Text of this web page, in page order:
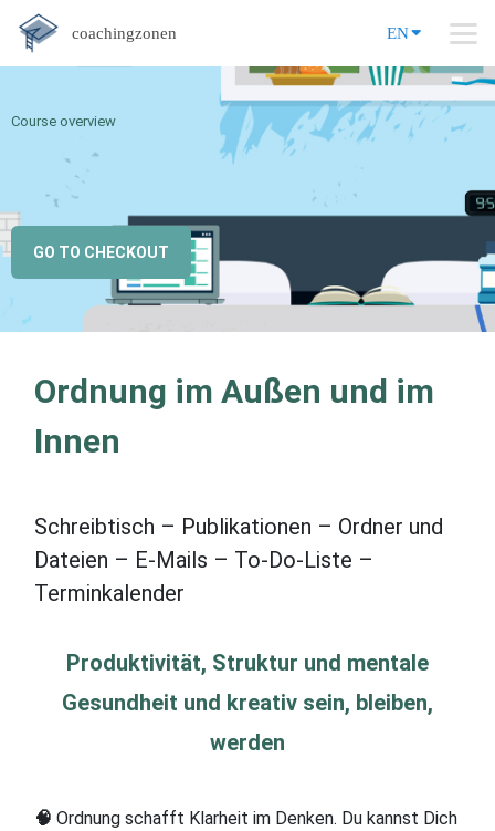
coachingzonen EN
Course overview
GO TO CHECKOUT
Ordnung im Außen und im
Innen
Schreibtisch – Publikationen – Ordner und
Dateien – E-Mails – To-Do-Liste –
Terminkalender
Produktivität, Struktur und mentale
Gesundheit und kreativ sein, bleiben,
werden
🧠 Ordnung schafft Klarheit im Denken. Du kannst Dich